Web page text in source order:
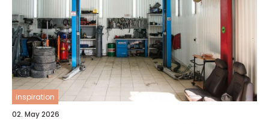
inspiration
02. May 2026